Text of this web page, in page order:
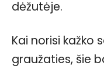
dėžutėje.
Kai norisi kažko
graužaties, šie